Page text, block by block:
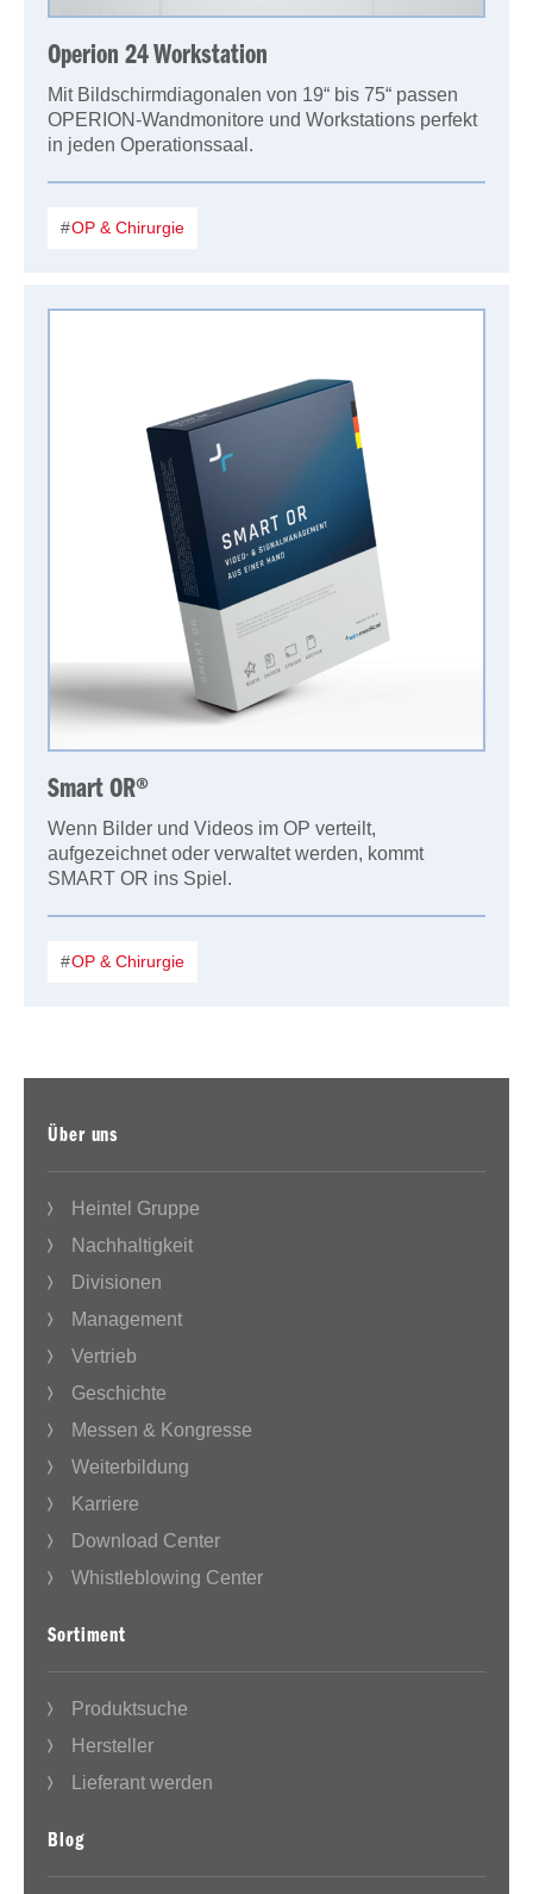
Operion 24 Workstation
Mit Bildschirmdiagonalen von 19“ bis 75“ passen
OPERION-Wandmonitore und Workstations perfekt
in jeden Operationssaal.
OP & Chirurgie
Smart OR®
Wenn Bilder und Videos im OP verteilt,
aufgezeichnet oder verwaltet werden, kommt
SMART OR ins Spiel.
OP & Chirurgie
Über uns
Heintel Gruppe
Nachhaltigkeit
Divisionen
Management
Vertrieb
Geschichte
Messen & Kongresse
Weiterbildung
Karriere
Download Center
Whistleblowing Center
Sortiment
Produktsuche
Hersteller
Lieferant werden
Blog